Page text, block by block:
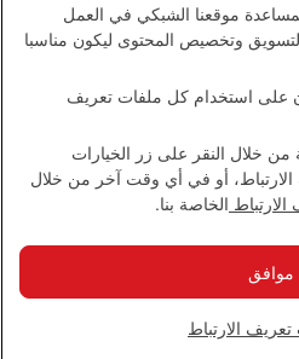
مكافحة العبودية الحديثة
موقعنا الشبكي في العمل
وتخصيص المحتوى ليكون مناسبا
على استخدام كل ملفات تعريف
خلال النقر على زر الخيارات
الارتباط، أو في أي وقت آخر من خلال
الخاصة بنا.
الارتباط
موافق